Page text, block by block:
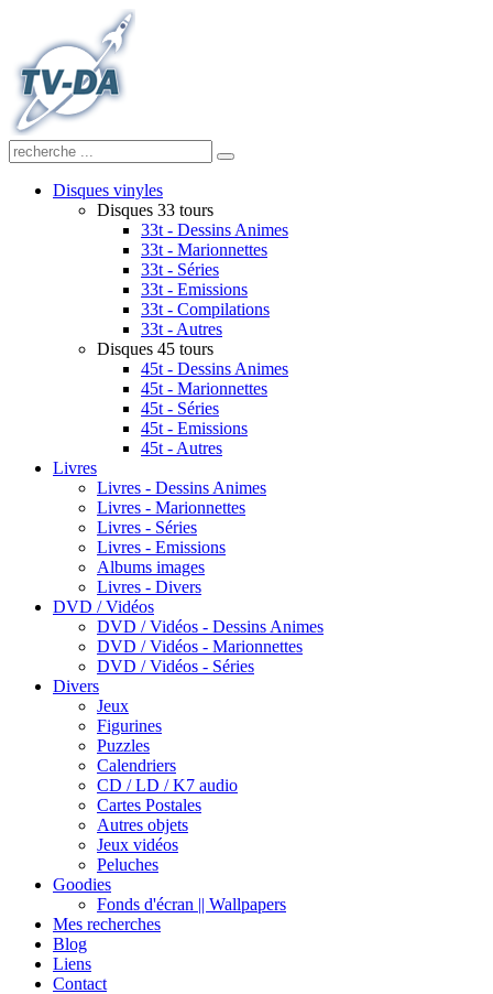
Disques vinyles
Disques 33 tours
33t - Dessins Animes
33t - Marionnettes
33t - Séries
33t - Emissions
33t - Compilations
33t - Autres
Disques 45 tours
45t - Dessins Animes
45t - Marionnettes
45t - Séries
45t - Emissions
45t - Autres
Livres
Livres - Dessins Animes
Livres - Marionnettes
Livres - Séries
Livres - Emissions
Albums images
Livres - Divers
DVD / Vidéos
DVD / Vidéos - Dessins Animes
DVD / Vidéos - Marionnettes
DVD / Vidéos - Séries
Divers
Jeux
Figurines
Puzzles
Calendriers
CD / LD / K7 audio
Cartes Postales
Autres objets
Jeux vidéos
Peluches
Goodies
Fonds d'écran || Wallpapers
Mes recherches
Blog
Liens
Contact